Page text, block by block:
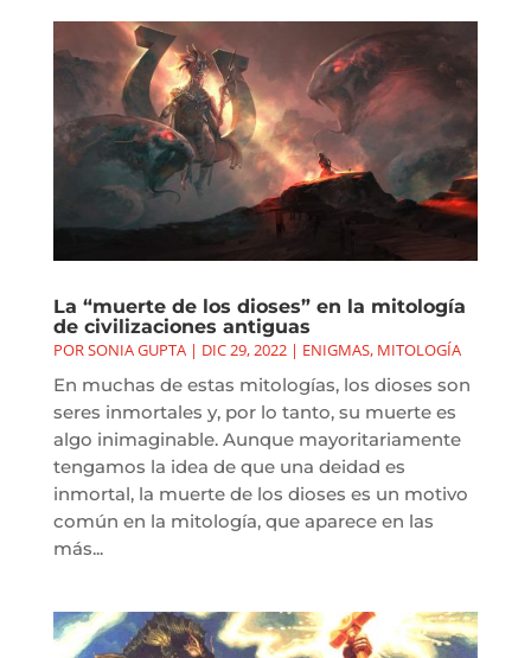
La “muerte de los dioses” en la mitología
de civilizaciones antiguas
PORSONIA GUPTA| DIC 29, 2022| ENIGMAS, MITOLOGÍA
En muchas de estas mitologías, los dioses son
seres inmortales y, por lo tanto, su muerte es
algo inimaginable. Aunque mayoritariamente
tengamos la idea de que una deidad es
inmortal, la muerte de los dioses es un motivo
común en la mitología, que aparece en las
más...